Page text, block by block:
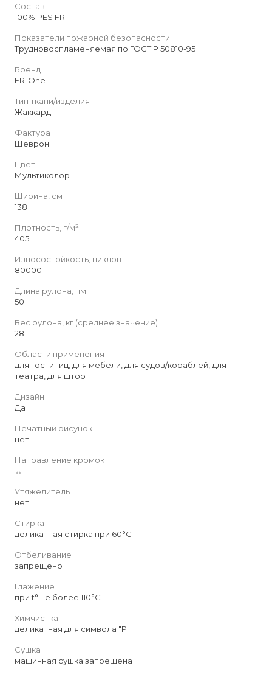
Состав
100% PES FR
Показатели пожарной безопасности
Трудновоспламеняемая по ГОСТ Р 50810-95
Бренд
FR-One
Тип ткани/изделия
Жаккард
Фактура
Шеврон
Цвет
Мультиколор
Ширина, см
138
Плотность, г/м²
405
Износостойкость, циклов
80000
Длина рулона, пм
50
Вес рулона, кг (среднее значение)
28
Области применения
для гостиниц, для мебели, для судов/кораблей, для
театра, для штор
Дизайн
Да
Печатный рисунок
нет
Направление кромок
↔
Утяжелитель
нет
Стирка
деликатная стирка при 60°С
Отбеливание
запрещено
Глажение
при t° не более 110°С
Химчистка
деликатная для символа "P"
Сушка
машинная сушка запрещена